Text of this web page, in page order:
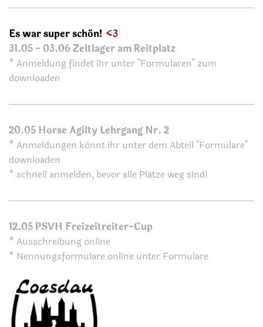
Es war super schön! <3
31.05 - 03.06 Zeltlager am Reitplatz
* Anmeldung findet ihr unter "Formularen" zum
downloaden
20.05 Horse Agilty Lehrgang Nr. 2
* Anmeldungen könnt ihr unter dem Abteil "Formulare"
downloaden
* schnell anmelden, bevor alle Plätze weg sind!
12.05 PSVH Freizeitreiter-Cup
* Ausschreibung online
* Nennungsformulare online unter Formulare